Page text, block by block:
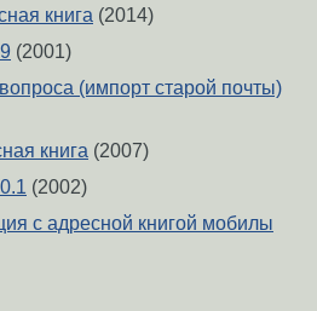
книга (2014)
(2001)
(импорт старой почты)
книга (2007)
(2002)
с адресной книгой мобилы